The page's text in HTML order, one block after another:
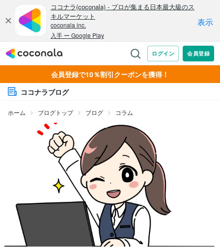
会員登録で10％割引クーポンを獲得！
ココナラブログ
ホーム ブログトップ ブログ コラム